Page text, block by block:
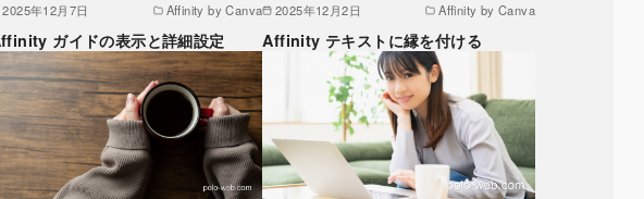
2025年12月7日 Affinity by Canva
ガイドの表示と詳細設定
2025年12月2日 Affinity by Canva
Affinity テキストに縁を付ける